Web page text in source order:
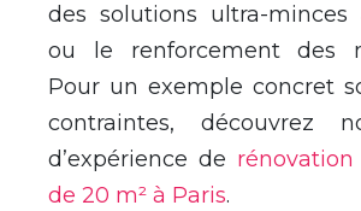
des solutions ultra-minces
ou le renforcement des
Pour un exemple concret
contraintes, découvrez
d’expérience de
de 20 m² à Paris.